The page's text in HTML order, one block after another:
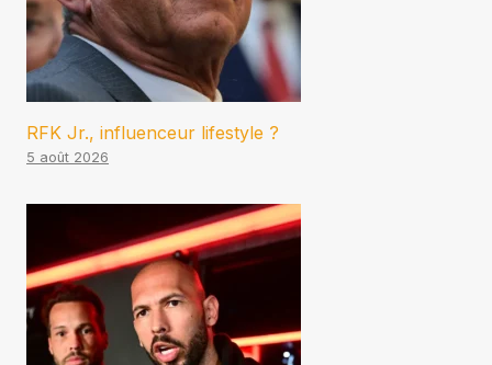
RFK Jr., influenceur lifestyle ?
5 août 2026